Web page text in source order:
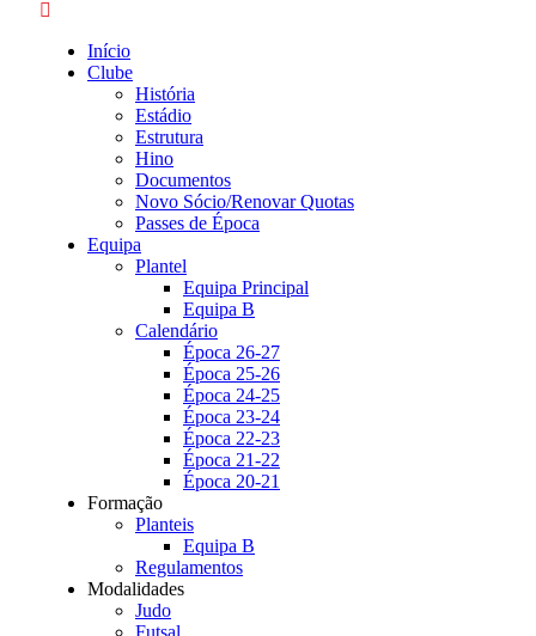
Início
Clube
História
Estádio
Estrutura
Hino
Documentos
Novo Sócio/Renovar Quotas
Passes de Época
Equipa
Plantel
Equipa Principal
Equipa B
Calendário
Época 26-27
Época 25-26
Época 24-25
Época 23-24
Época 22-23
Época 21-22
Época 20-21
Formação
Planteis
Equipa B
Regulamentos
Modalidades
Judo
Futsal